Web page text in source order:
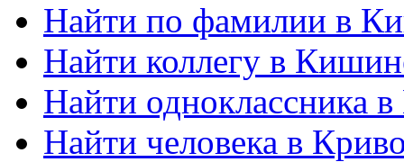
Найти по фамилии в
Найти коллегу в
Найти одноклассника
Найти человека в